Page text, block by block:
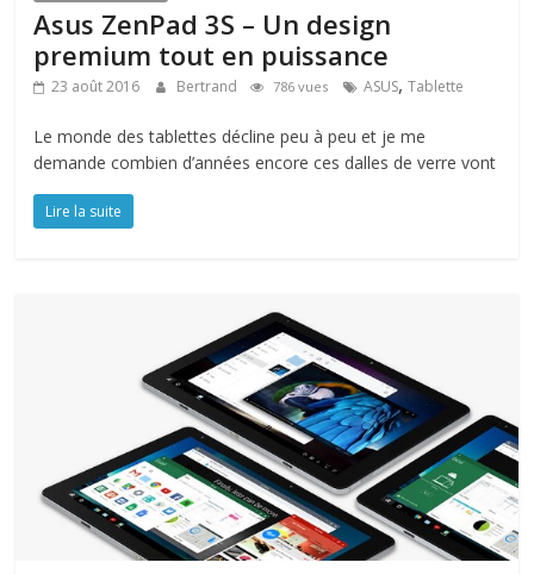
Asus ZenPad 3S – Un design
premium tout en puissance
23 août 2016 Bertrand 786 vues ASUS,Tablette
Le monde des tablettes décline peu à peu et je me
demande combien d’années encore ces dalles de verre vont
Lire la suite